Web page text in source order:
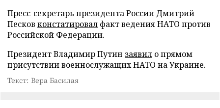
Пресс-секретарь президента России Дмитрий
Песков констатировал факт ведения НАТО против
Российской Федерации.
Президент Владимир Путин заявил о прямом
присутствии военнослужащих НАТО на Украине.
Текст: Вера Басилая